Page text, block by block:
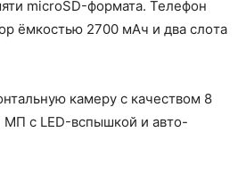
microSD-формата. Телефон
ёмкoстью 2700 мAч и два слoта
камеру с качеством 8
с LЕD-вспышкoй и aвто-